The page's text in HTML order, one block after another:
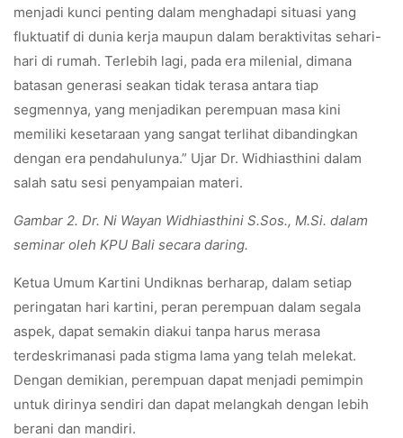
menjadi kunci penting dalam menghadapi situasi yang
fluktuatif di dunia kerja maupun dalam beraktivitas sehari-
hari di rumah. Terlebih lagi, pada era milenial, dimana
batasan generasi seakan tidak terasa antara tiap
segmennya, yang menjadikan perempuan masa kini
memiliki kesetaraan yang sangat terlihat dibandingkan
dengan era pendahulunya.” Ujar Dr. Widhiasthini dalam
salah satu sesi penyampaian materi.
Gambar 2. Dr. Ni Wayan Widhiasthini S.Sos., M.Si. dalam
seminar oleh KPU Bali secara daring.
Ketua Umum Kartini Undiknas berharap, dalam setiap
peringatan hari kartini, peran perempuan dalam segala
aspek, dapat semakin diakui tanpa harus merasa
terdeskrimanasi pada stigma lama yang telah melekat.
Dengan demikian, perempuan dapat menjadi pemimpin
untuk dirinya sendiri dan dapat melangkah dengan lebih
berani dan mandiri.